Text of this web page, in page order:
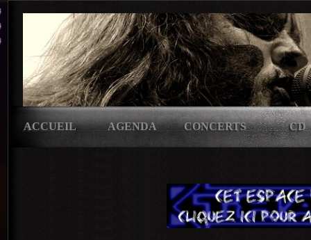
ACCUEIL AGENDA CONCERTS CD